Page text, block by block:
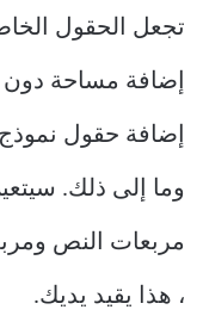
تجعل الحقول
إضافة مساحة دون
إضافة حقول نموذج
وما إلى ذلك.
مربعات النص
، هذا يقيد يديك.